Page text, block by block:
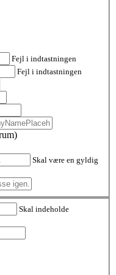
Fejl i indtastningen
Fejl i indtastningen
Skal være en gyldig
Skal indeholde